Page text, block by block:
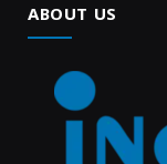
ABOUT US